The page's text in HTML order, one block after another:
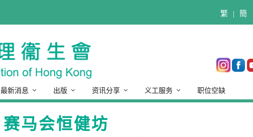
繁 |簡
最新消息 出版 资讯分享 义工服务 职位空缺
赛马会恒健坊